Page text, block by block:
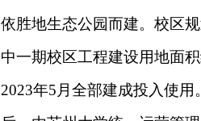
依胜地生态公园而建。校区
中一期校区工程建设用地面
2023年5月全部建成投入使用